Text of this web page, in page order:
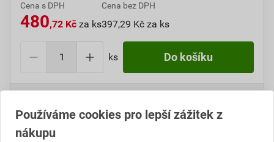
Cena s DPH
480,72 Kč za ks
Cena bez DPH
397,29 Kč za ks
ks Do košíku
Do košíku přidáte1 ksza480,72Kčs DPH
( 397,29 Kč bez DPH).
Číslo položky:
Používáme cookies pro lepší zážitek z
nákupu